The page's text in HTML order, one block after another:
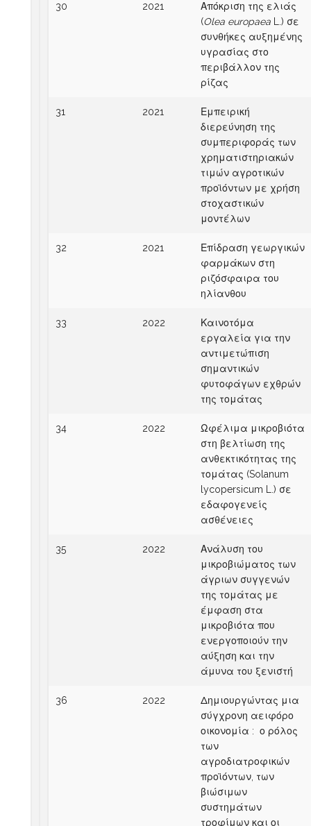
30 2021
Απόκριση της ελιάς
(Olea europaeaL.) σε
συνθήκες αυξημένης
υγρασίας στο
περιβάλλον της
ρίζας
31 2021
Εμπειρική
διερεύνηση της
συμπεριφοράς των
χρηματιστηριακών
τιμών αγροτικών
προϊόντων με χρήση
στοχαστικών
μοντέλων
32 2021
Επίδραση γεωργικών
φαρμάκων στη
ριζόσφαιρα του
ηλίανθου
33 2022
Καινοτόμα
εργαλεία για την
αντιμετώπιση
σημαντικών
φυτοφάγων εχθρών
της τομάτας
34 2022
Ωφέλιμα μικροβιότα
στη βελτίωση της
ανθεκτικότητας της
τομάτας (Solanum
lycopersicum L.) σε
εδαφογενείς
ασθένειες
35 2022
Ανάλυση του
μικροβιώματος των
άγριων συγγενών
της τομάτας με
έμφαση στα
μικροβιότα που
ενεργοποιούν την
αύξηση και την
άμυνα του ξενιστή
36 2022
Δημιουργώντας μια
σύγχρονη αειφόρο
οικονομία : ο ρόλος
των
αγροδιατροφικών
προϊόντων, των
βιώσιμων
συστημάτων
τροφίμων και οι